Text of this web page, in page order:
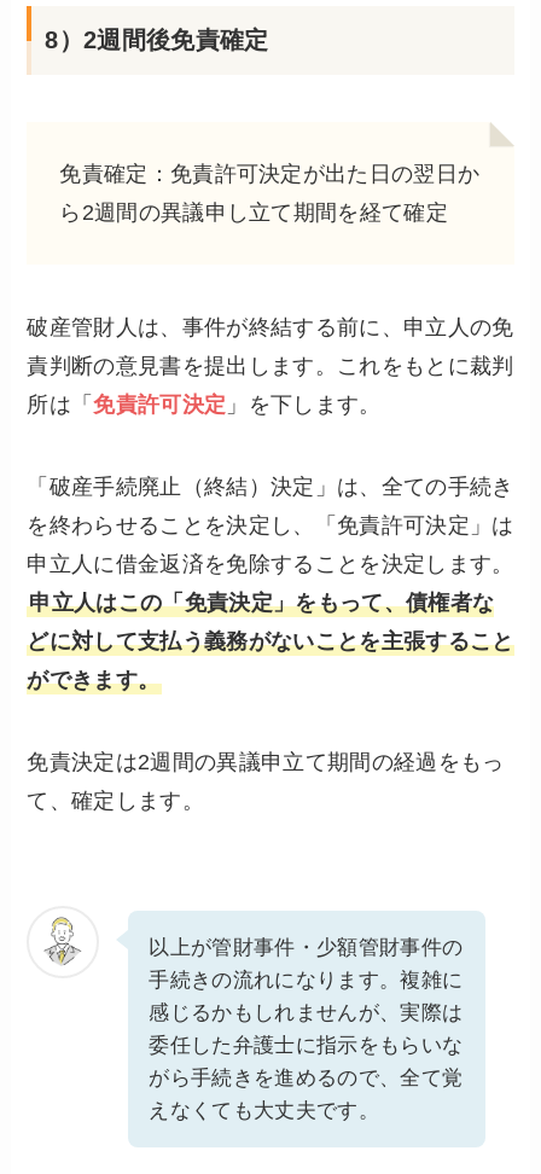
8）2週間後免責確定
免責確定：免責許可決定が出た日の翌日か
ら2週間の異議申し立て期間を経て確定
破産管財人は、事件が終結する前に、申立人の免
責判断の意見書を提出します。これをもとに裁判
所は「免責許可決定 」を下します。
「破産手続廃止（終結）決定」は、全ての手続き
を終わらせることを決定し、「免責許可決定」は
申立人に借金返済を免除することを決定します。
申立人はこの「免責決定」をもって、債権者な
どに対して支払う義務がないことを主張すること
ができます。
免責決定は2週間の異議申立て期間の経過をもっ
て、確定します。
以上が管財事件・少額管財事件の
手続きの流れになります。複雑に
感じるかもしれませんが、実際は
委任した弁護士に指示をもらいな
がら手続きを進めるので、全て覚
えなくても大丈夫です。